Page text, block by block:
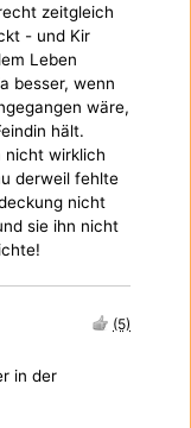
zeitgleich
- und Kir
Leben
besser, wenn
wäre,
hält.
nicht wirklich
derweil fehlte
nicht
sie ihn nicht
(5)
in der